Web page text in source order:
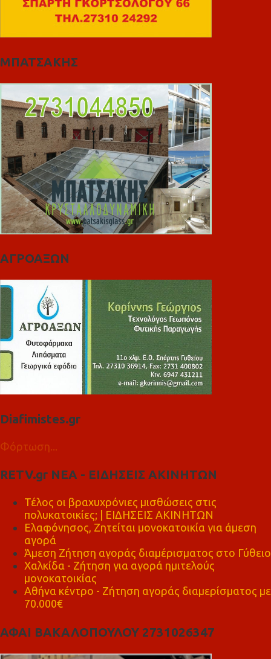
ΜΠΑΤΣΑΚΗΣ
ΑΓΡΟΑΞΩΝ
Diafimistes.gr
Φόρτωση...
RETV.gr ΝΕΑ - ΕΙΔΗΣΕΙΣ ΑΚΙΝΗΤΩΝ
Τέλος οι βραχυχρόνιες μισθώσεις στις
πολυκατοικίες; | ΕΙΔΗΣΕΙΣ ΑΚΙΝΗΤΩΝ
Ελαφόνησος, Ζητείται μονοκατοικία για άμεση
αγορά
Άμεση Ζήτηση αγοράς διαμέρισματος στο Γύθειο
Χαλκίδα - Ζήτηση για αγορά ημιτελούς
μονοκατοικίας
Αθήνα κέντρο - Ζήτηση αγοράς διαμερίσματος με
70.000€
ΑΦΑΙ ΒΑΚΑΛΟΠΟΥΛΟΥ 2731026347